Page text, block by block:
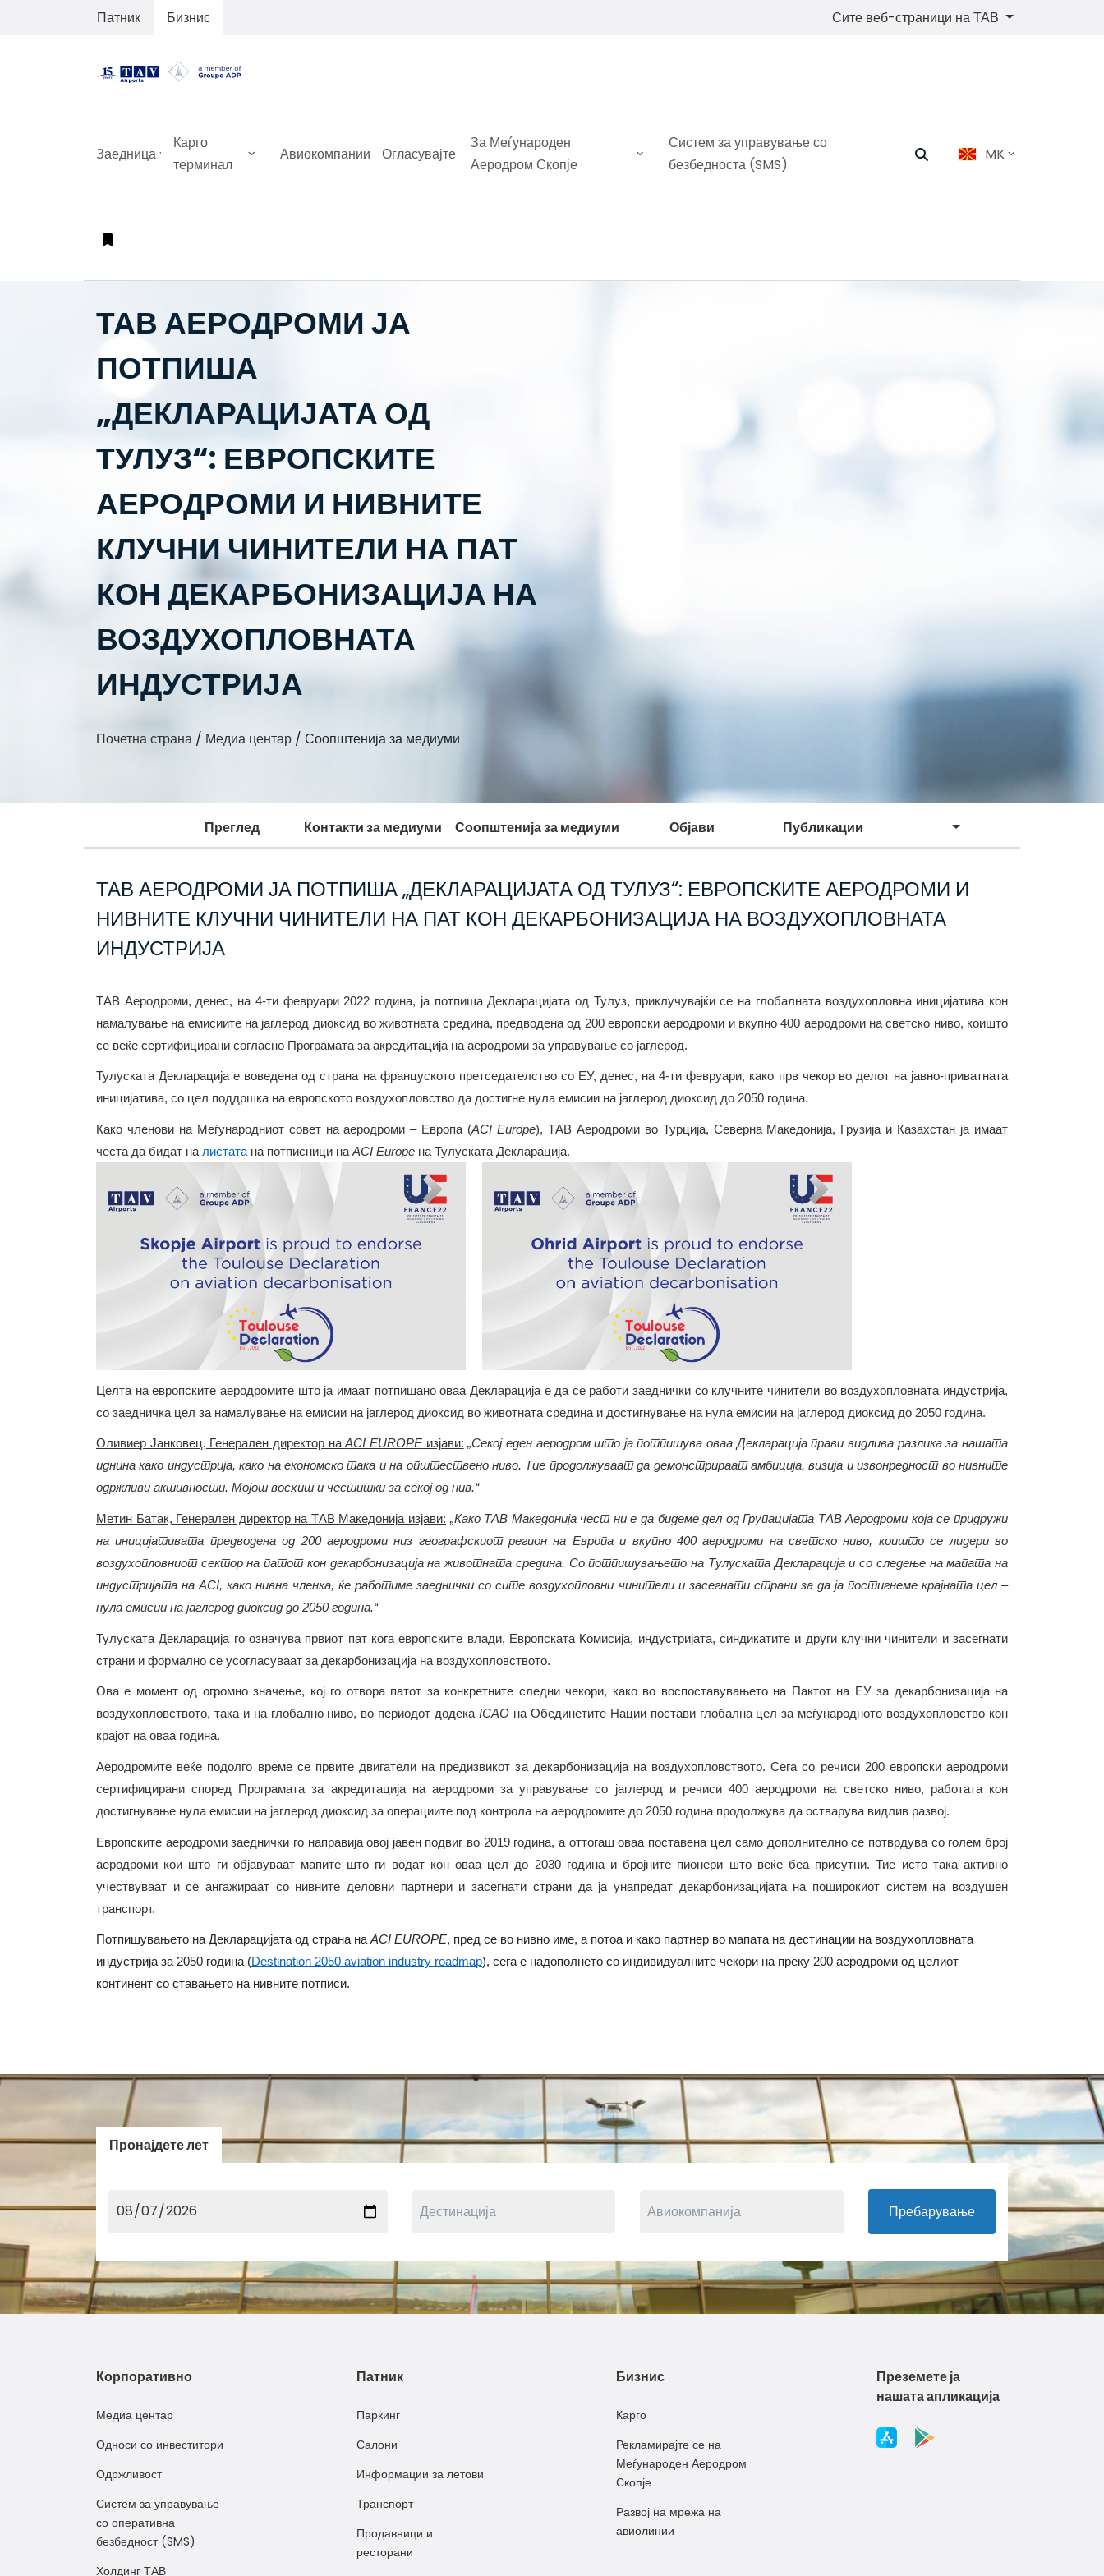
Патник Бизнис Сите веб-страници на ТАВ
Заедница
Карго
терминал
Авиокомпании Огласувајте
За Меѓународен
Аеродром Скопје
Систем за управување со
безбедноста (SMS)
MK
ТАВ АЕРОДРОМИ ЈА
ПОТПИША
„ДЕКЛАРАЦИЈАТА ОД
ТУЛУЗ“: ЕВРОПСКИТЕ
АЕРОДРОМИ И НИВНИТЕ
КЛУЧНИ ЧИНИТЕЛИ НА ПАТ
КОН ДЕКАРБОНИЗАЦИЈА НА
ВОЗДУХОПЛОВНАТА
ИНДУСТРИЈА
Почетна страна / Медиа центар / Соопштенија за медиуми
Преглед Контакти за медиуми Соопштенија за медиуми Објави Публикации
ТАВ АЕРОДРОМИ ЈА ПОТПИША „ДЕКЛАРАЦИЈАТА ОД ТУЛУЗ“: ЕВРОПСКИТЕ АЕРОДРОМИ И
НИВНИТЕ КЛУЧНИ ЧИНИТЕЛИ НА ПАТ КОН ДЕКАРБОНИЗАЦИЈА НА ВОЗДУХОПЛОВНАТА
ИНДУСТРИЈА
ТАВ Аеродроми, денес, на 4-ти февруари 2022 година, ја потпиша Декларацијата од Тулуз, приклучувајќи се на глобалната воздухопловна иницијатива кон
намалување на емисиите на јаглерод диоксид во животната средина, предводена од 200 европски аеродроми и вкупно 400 аеродроми на светско ниво, коишто
се веќе сертифицирани согласно Програмата за акредитација на аеродроми за управување со јаглерод.
Тулуската Декларација е воведена од страна на француското претседателство со ЕУ, денес, на 4-ти февруари, како прв чекор во делот на јавно-приватната
иницијатива, со цел поддршка на европското воздухопловство да достигне нула емисии на јаглерод диоксид до 2050 година.
Како членови на Меѓународниот совет на аеродроми – Европа (ACI Europe), ТАВ Аеродроми во Турција, Северна Македонија, Грузија и Казахстан ја имаат
честа да бидат на листата на потписници на ACI Europe на Тулуската Декларација.
Целта на европските аеродромите што ја имаат потпишано оваа Декларација е да се работи заеднички со клучните чинители во воздухопловната индустрија,
со заедничка цел за намалување на емисии на јаглерод диоксид во животната средина и достигнување на нула емисии на јаглерод диоксид до 2050 година.
Оливиер Јанковец, Генерален директор наACI EUROPEизјави: „Секој еден аеродром што ја потпишува оваа Декларација прави видлива разлика за нашата
иднина како индустрија, како на економско така и на општествено ниво. Тие продолжуваат да демонстрираат амбиција, визија и извонредност во нивните
одржливи активности. Мојот восхит и честитки за секој од нив.“
Метин Батак, Генерален директор на ТАВ Македонија изјави: „Како ТАВ Македонија чест ни е да бидеме дел од Групацијата ТАВ Аеродроми која се придружи
на иницијативата предводена од 200 аеродроми низ географскиот регион на Европа и вкупно 400 аеродроми на светско ниво, коишто се лидери во
воздухопловниот сектор на патот кон декарбонизација на животната средина. Со потпишувањето на Тулуската Декларација и со следење на мапата на
индустријата на ACI, како нивна членка, ќе работиме заеднички со сите воздухопловни чинители и засегнати страни за да ја постигнеме крајната цел –
нула емисии на јаглерод диоксид до 2050 година.“
Тулуската Декларација го означува првиот пат кога европските влади, Европската Комисија, индустријата, синдикатите и други клучни чинители и засегнати
страни и формално се усогласуваат за декарбонизација на воздухопловството.
Ова е момент од огромно значење, кој го отвора патот за конкретните следни чекори, како во воспоставувањето на Пактот на ЕУ за декарбонизација на
воздухопловството, така и на глобално ниво, во периодот додекаICAO на Обединетите Нации постави глобална цел за меѓународното воздухопловство кон
крајот на оваа година.
Аеродромите веќе подолго време се првите двигатели на предизвикот за декарбонизација на воздухопловството. Сега со речиси 200 европски аеродроми
сертифицирани според Програмата за акредитација на аеродроми за управување со јаглерод и речиси 400 аеродроми на светско ниво, работата кон
достигнување нула емисии на јаглерод диоксид за операциите под контрола на аеродромите до 2050 година продолжува да остварува видлив развој.
Европските аеродроми заеднички го направија овој јавен подвиг во 2019 година, а оттогаш оваа поставена цел само дополнително се потврдува со голем број
аеродроми кои што ги објавуваат мапите што ги водат кон оваа цел до 2030 година и бројните пионери што веќе беа присутни. Тие исто така активно
учествуваат и се ангажираат со нивните деловни партнери и засегнати страни да ја унапредат декарбонизацијата на поширокиот систем на воздушен
транспорт.
Потпишувањето на Декларацијата од страна наACI EUROPE, пред се во нивно име, а потоа и како партнер во мапата на дестинации на воздухопловната
индустрија за 2050 година (Destination 2050 aviation industry roadmap), сега е надополнето со индивидуалните чекори на преку 200 аеродроми од целиот
континент со ставањето на нивните потписи.
Пронајдете лет
Пребарување
Корпоративно
Медиа центар
Односи со инвеститори
Одржливост
Систем за управување
со оперативна
безбедност (SMS)
Холдинг ТАВ
Патник
Паркинг
Салони
Информации за летови
Транспорт
Продавници и
ресторани
Бизнис
Карго
Рекламирајте се на
Меѓународен Аеродром
Скопје
Развој на мрежа на
авиолинии
Преземете ја
нашата апликација